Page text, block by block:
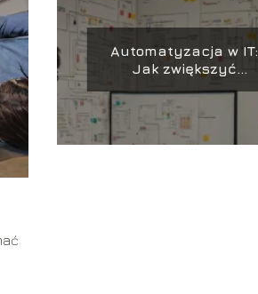
Automatyzacja w IT:
Jak zwiększyć
projektów